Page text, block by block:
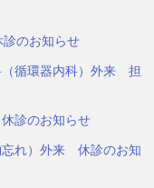
のお知らせ
（循環器内科）外来 担
診のお知らせ
忘れ）外来 休診のお知